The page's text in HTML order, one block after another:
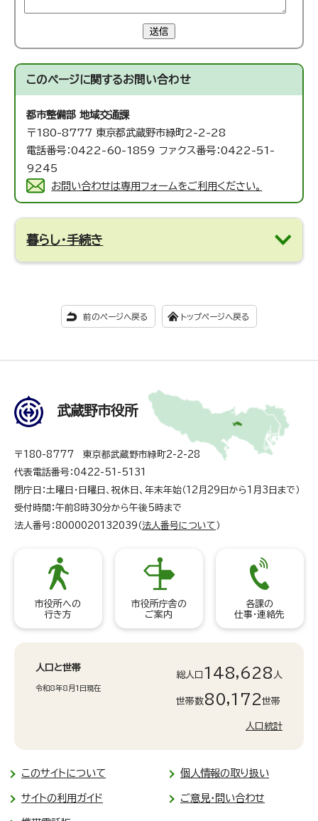
送信
このページに関するお問い合わせ
都市整備部 地域交通課
〒180-8777 東京都武蔵野市緑町2-2-28
電話番号：0422-60-1859 ファクス番号：0422-51-
9245
お問い合わせは専用フォームをご利用ください。
暮らし・手続き
前のページへ戻る トップページへ戻る
武蔵野市役所
〒180-8777 東京都武蔵野市緑町2-2-28
代表電話番号：0422-51-5131
閉庁日：土曜日・日曜日、祝休日、年末年始（12月29日から1月3日まで）
受付時間：午前8時30分から午後5時まで
法人番号：8000020132039（ 法人番号について ）
市役所への
行き方
市役所庁舎の
ご案内
各課の
仕事・連絡先
人口と世帯
令和8年8月1日現在
総人口 148,628 人
世帯数80,172世帯
人口統計
このサイトについて 個人情報の取り扱い
サイトの利用ガイド ご意見・問い合わせ